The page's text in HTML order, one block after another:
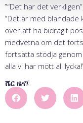
”“Det har det
“Det är med blandade
över att ha bidragit
medvetna om det
fortsätta stödja
alla vi har mött all
ሼር ዜና፤